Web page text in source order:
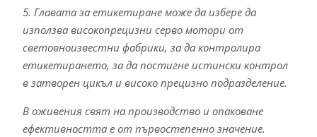
5. Главата за етикетиране може да избере да
използва високопрецизни серво мотори от
световноизвестни фабрики, за да контролира
етикетирането, за да постигне истински контрол
в затворен цикъл и високо прецизно подразделение.
В оживения свят на производство и опаковане
ефективността е от първостепенно значение.